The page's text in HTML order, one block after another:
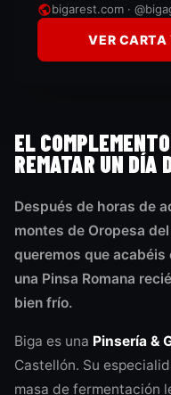
bigarest.com ·
VER CARTA
EL
REMATAR UN DÍA
Después de horas de
montes de Oropesa
queremos que acabéis
una Pinsa Romana
bien frío.
Biga es una Pinsería &
Castellón. Su
masa de fermentación